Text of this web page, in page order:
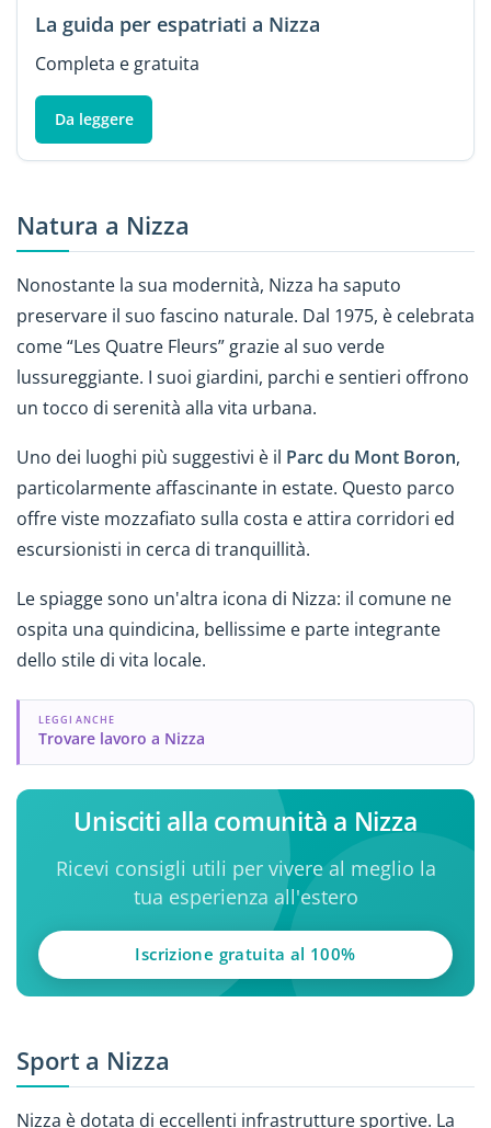
La guida per espatriati a Nizza
Completa e gratuita
Da leggere
Natura a Nizza
Nonostante la sua modernità, Nizza ha saputo
preservare il suo fascino naturale. Dal 1975, è celebrata
come “Les Quatre Fleurs” grazie al suo verde
lussureggiante. I suoi giardini, parchi e sentieri offrono
un tocco di serenità alla vita urbana.
Uno dei luoghi più suggestivi è il Parc du Mont Boron,
particolarmente affascinante in estate. Questo parco
offre viste mozzafiato sulla costa e attira corridori ed
escursionisti in cerca di tranquillità.
Le spiagge sono un'altra icona di Nizza: il comune ne
ospita una quindicina, bellissime e parte integrante
dello stile di vita locale.
LEGGI ANCHE
Trovare lavoro a Nizza
Unisciti alla comunità a Nizza
Ricevi consigli utili per vivere al meglio la
tua esperienza all'estero
Iscrizione gratuita al 100%
Sport a Nizza
Nizza è dotata di eccellenti infrastrutture sportive. La